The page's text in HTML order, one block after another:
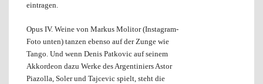
eintragen.
Opus IV. Weine von Markus Molitor (Instagram-
Foto unten) tanzen ebenso auf der Zunge wie
Tango. Und wenn Denis Patkovic auf seinem
Akkordeon dazu Werke des Argentiniers Astor
Piazolla, Soler und Tajcevic spielt, steht die